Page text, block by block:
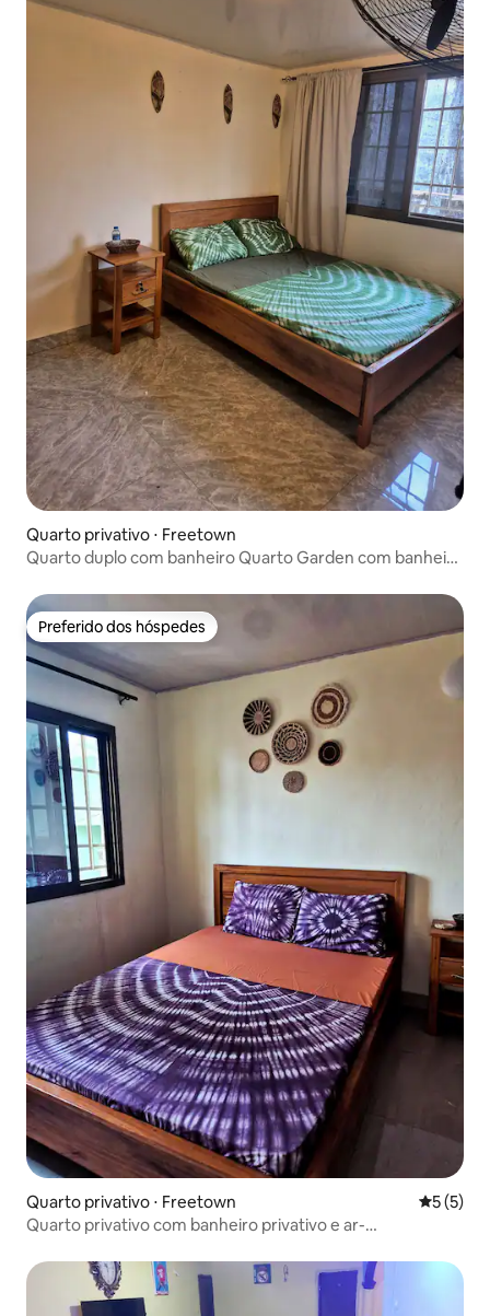
Quarto privativo ⋅ Freetown
Quarto duplo com banheiro Quarto Garden com banheiro
Preferido dos hóspedes
Preferido dos hóspedes
Quarto privativo ⋅ Freetown 5 de
5 (5)
Quarto privativo com banheiro privativo e ar-